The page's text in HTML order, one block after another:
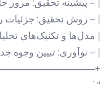
| – روش تحقیق: جزئیات
| مدل‌ها و تکنیک‌های
| – نوآوری: تبیین وجوه
“`